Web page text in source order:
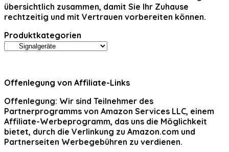
übersichtlich zusammen, damit Sie Ihr Zuhause
rechtzeitig und mit Vertrauen vorbereiten können.
Produktkategorien
Offenlegung von Affiliate-Links
Offenlegung: Wir sind Teilnehmer des
Partnerprogramms von Amazon Services LLC, einem
Affiliate-Werbeprogramm, das uns die Möglichkeit
bietet, durch die Verlinkung zu Amazon.com und
Partnerseiten Werbegebühren zu verdienen.